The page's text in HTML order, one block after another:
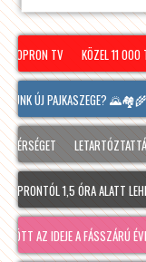
TV KÖZEL 11 000
ÚJ PAJKASZEGE? 🌄🏘️🌾
1,5 ÓRA ALATT LEHET
AZ IDEJE A FÁSSZÁRÚ